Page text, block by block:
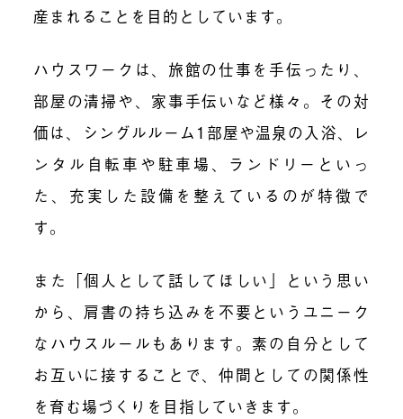
産まれることを目的としています。
ハウスワークは、旅館の仕事を手伝ったり、
部屋の清掃や、家事手伝い など様々。その対
価は、シングルルーム1部屋や温泉の入浴、レ
ンタル自転車や駐車場、ランドリーといっ
た、充実した設備を整えているのが特徴で
す。
また「個人として話してほしい」という思い
から、肩書の持ち込みを不要と いうユニーク
なハウスルールもあります。 素の自分として
お互いに接すること で、仲間としての関係性
を 育む場づくりを目指していきます。